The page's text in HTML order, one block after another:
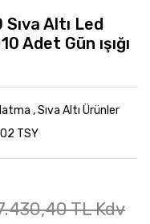
Altı Led
Adet Gün ışığı
,Sıva Altı Ürünler
TSY
TL Kdv